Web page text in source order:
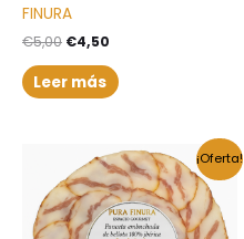
FINURA
€5,00 €4,50
Leer más
¡Oferta!
precio
original
era:
€3,50.
El
precio
actual
es:
€3,00.